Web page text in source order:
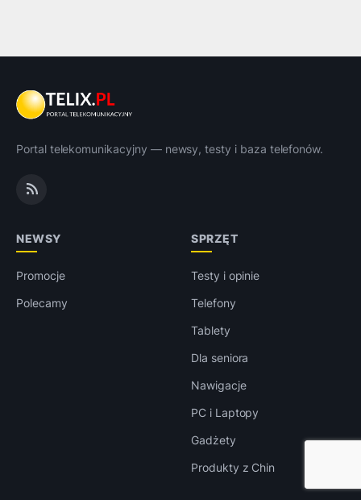
Portal telekomunikacyjny — newsy, testy i baza telefonów.
NEWSY
Promocje
Polecamy
SPRZĘT
Testy i opinie
Telefony
Tablety
Dla seniora
Nawigacje
PC i Laptopy
Gadżety
Produkty z Chin